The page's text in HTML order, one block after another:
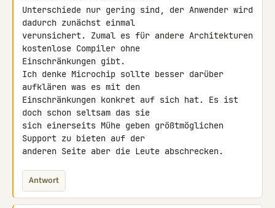
Unterschiede nur gering sind, der Anwender wird
dadurch zunächst einmal
verunsichert. Zumal es für andere Architekturen
kostenlose Compiler ohne
Einschränkungen gibt.
Ich denke Microchip sollte besser darüber
aufklären was es mit den
Einschränkungen konkret auf sich hat. Es ist
doch schon seltsam das sie
sich einerseits Mühe geben größtmöglichen
Support zu bieten auf der
anderen Seite aber die Leute abschrecken.
Antwort